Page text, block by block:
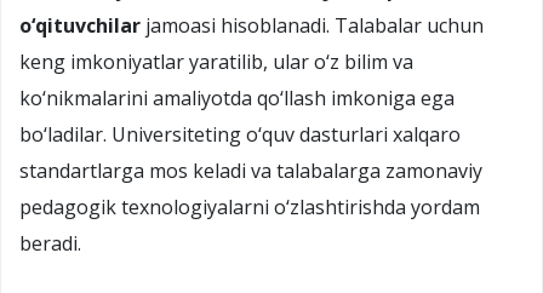
o‘qituvchilar jamoasi hisoblanadi. Talabalar uchun
keng imkoniyatlar yaratilib, ular o‘z bilim va
ko‘nikmalarini amaliyotda qo‘llash imkoniga ega
bo‘ladilar. Universiteting o‘quv dasturlari xalqaro
standartlarga mos keladi va talabalarga zamonaviy
pedagogik texnologiyalarni o‘zlashtirishda yordam
beradi.